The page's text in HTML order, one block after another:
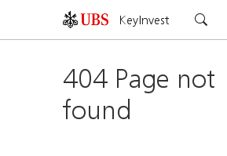
KeyInvest
404 Page not
found